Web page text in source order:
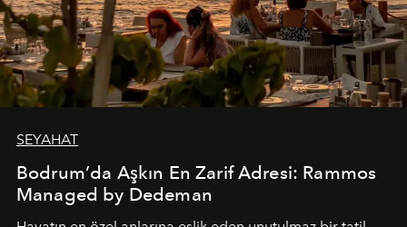
SEYAHAT
Bodrum’da Aşkın En Zarif Adresi: Rammos
Managed by Dedeman